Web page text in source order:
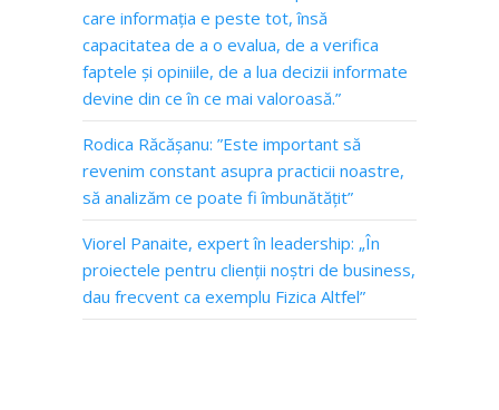
care informația e peste tot, însă
capacitatea de a o evalua, de a verifica
faptele și opiniile, de a lua decizii informate
devine din ce în ce mai valoroasă.”
Rodica Răcășanu: ”Este important să
revenim constant asupra practicii noastre,
să analizăm ce poate fi îmbunătățit”
Viorel Panaite, expert în leadership: „În
proiectele pentru clienții noștri de business,
dau frecvent ca exemplu Fizica Altfel”